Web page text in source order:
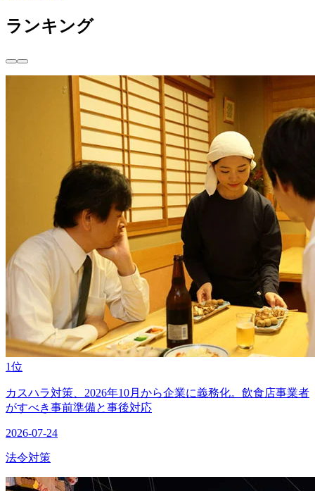
ランキング
1位
カスハラ対策、2026年10月から企業に義務化。飲食店事業者
がすべき事前準備と事後対応
2026-07-24
法令対策